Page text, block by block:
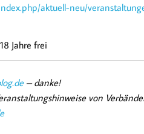
aktuell-neu/
Jahre frei
– danke!
von